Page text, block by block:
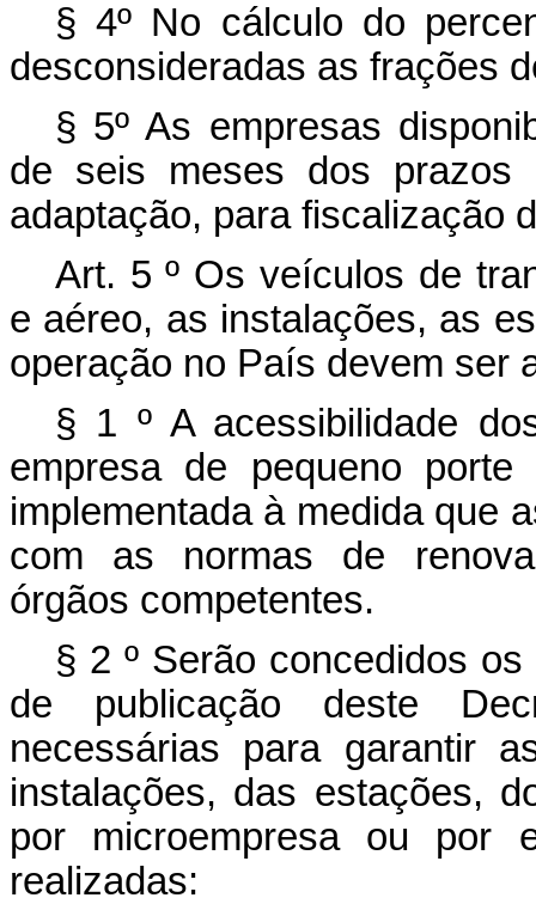
§ 4º No cálculo do
desconsideradas as frações
§ 5º As empresas
de seis meses dos
adaptação, para fiscalização
Art. 5º Os veículos de
e aéreo, as instalações, as
operação no País devem ser
§ 1º A acessibilidade
empresa de pequeno
implementada à medida que
com as normas de
órgãos competentes.
§ 2 º Serão concedidos
de publicação deste
necessárias para garantir
instalações, das estações,
por microempresa ou por
realizadas: